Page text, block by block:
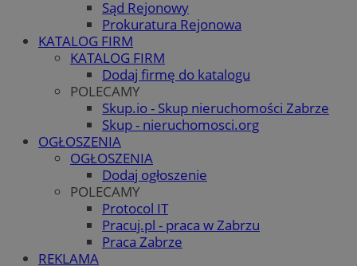
Sąd Rejonowy
Prokuratura Rejonowa
KATALOG FIRM
KATALOG FIRM
Dodaj firmę do katalogu
POLECAMY
Skup.io - Skup nieruchomości Zabrze
Skup - nieruchomosci.org
OGŁOSZENIA
OGŁOSZENIA
Dodaj ogłoszenie
POLECAMY
Protocol IT
Pracuj.pl - praca w Zabrzu
Praca Zabrze
REKLAMA